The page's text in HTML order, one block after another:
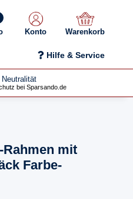
Konto Warenkorb
Hilfe & Service
Neutralität
bei Sparsando.de
Rahmen mit
Farbe-